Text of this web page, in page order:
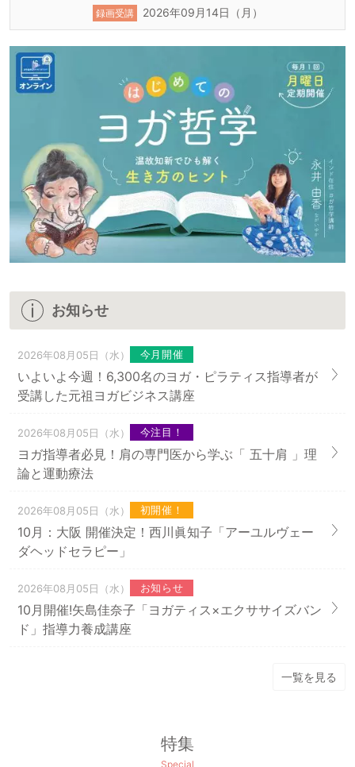
録画受講 2026年09月14日（月）
お知らせ
2026年08月05日（水） 今月開催
いよいよ今週！6,300名のヨガ・ピラティス指導者が
受講した元祖ヨガビジネス講座
2026年08月05日（水） 今注目！
ヨガ指導者必見！肩の専門医から学ぶ「 五十肩 」理
論と運動療法
2026年08月05日（水） 初開催！
10月：大阪 開催決定！西川眞知子「アーユルヴェー
ダヘッドセラピー」
2026年08月05日（水） お知らせ
10月開催!矢島佳奈子「ヨガティス×エクササイズバン
ド」指導力養成講座
一覧を見る
特集
Special